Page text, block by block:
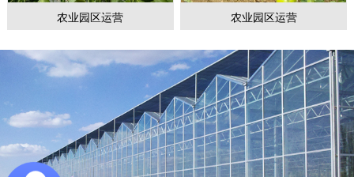
农业园区运营 农业园区运营